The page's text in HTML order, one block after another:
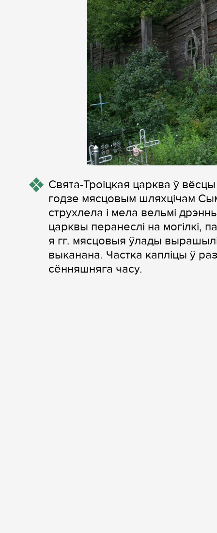
Свята-Троіцкая царква ў
годзе мясцовым шляхцічам
струхлела і мела вельмі
царквы перанеслі на могілкі,
я гг. мясцовыя ўлады
выканана. Частка капліцы ў
сённяшняга часу.